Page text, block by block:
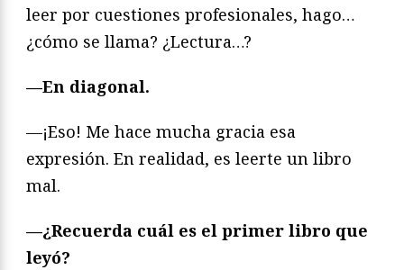
leer por cuestiones profesionales, hago…
¿cómo se llama? ¿Lectura…?
—En diagonal.
—¡Eso! Me hace mucha gracia esa
expresión. En realidad, es leerte un libro
mal.
—¿Recuerda cuál es el primer libro que
leyó?